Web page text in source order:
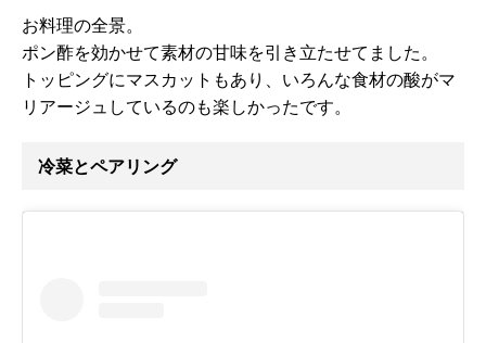
お料理の全景。
ポン酢を効かせて素材の甘味を引き立たせてました。
トッピングにマスカットもあり、いろんな食材の酸がマ
リアージュしているのも楽しかったです。
冷菜とペアリング